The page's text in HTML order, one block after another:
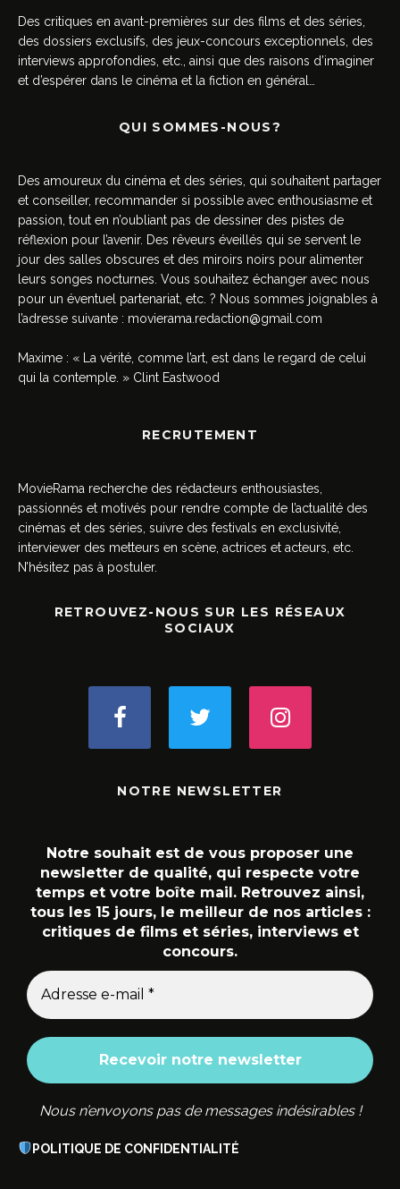
Des critiques en avant-premières sur des films et des séries,
des dossiers exclusifs, des jeux-concours exceptionnels, des
interviews approfondies, etc., ainsi que des raisons d’imaginer
et d’espérer dans le cinéma et la fiction en général…
QUI SOMMES-NOUS?
Des amoureux du cinéma et des séries, qui souhaitent partager
et conseiller, recommander si possible avec enthousiasme et
passion, tout en n’oubliant pas de dessiner des pistes de
réflexion pour l’avenir. Des rêveurs éveillés qui se servent le
jour des salles obscures et des miroirs noirs pour alimenter
leurs songes nocturnes. Vous souhaitez échanger avec nous
pour un éventuel partenariat, etc. ? Nous sommes joignables à
l’adresse suivante : movierama.redaction@gmail.com
Maxime : « La vérité, comme l’art, est dans le regard de celui
qui la contemple. » Clint Eastwood
RECRUTEMENT
MovieRama recherche des rédacteurs enthousiastes,
passionnés et motivés pour rendre compte de l’actualité des
cinémas et des séries, suivre des festivals en exclusivité,
interviewer des metteurs en scène, actrices et acteurs, etc.
N’hésitez pas à postuler.
RETROUVEZ-NOUS SUR LES RÉSEAUX
SOCIAUX
NOTRE NEWSLETTER
Notre souhait est de vous proposer une
newsletter de qualité, qui respecte votre
temps et votre boîte mail. Retrouvez ainsi,
tous les 15 jours, le meilleur de nos articles :
critiques de films et séries, interviews et
concours.
Nous n’envoyons pas de messages indésirables !
POLITIQUE DE CONFIDENTIALITÉ